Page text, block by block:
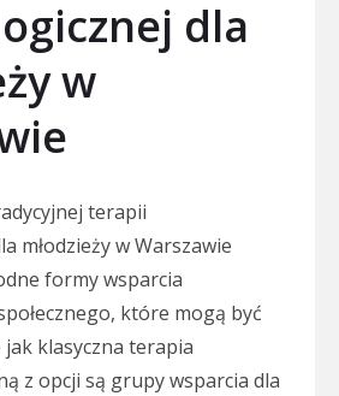
dla
w
terapii
młodzieży w Warszawie
formy wsparcia
które mogą być
klasyczna terapia
z opcji są grupy wsparcia dla